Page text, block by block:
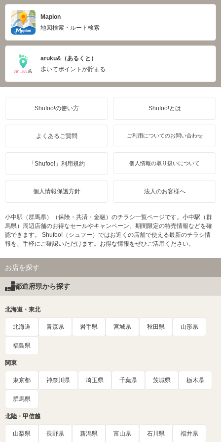
Mapion
地図検索・ルート検索
aruku&（あるくと）
歩いてポイントが貯まる
Shufoo!の使い方 Shufoo!とは
よくあるご質問 ご利用についてのお問い合わせ
「Shufoo!」利用規約 個人情報の取り扱いについて
個人情報保護方針 法人のお客様へ
小中駅（群馬県）（保険・共済・金融）のチラシ一覧ページです。小中駅（群
馬県）周辺店舗のお得なセールやキャンペーン、期間限定の特売情報などを確
認できます。 Shufoo!（シュフー）ではお近くの店舗で使える最新のチラシ情
報を、手軽にご確認いただけます。お得な情報をぜひご活用ください。
お店を探す
都道府県から探す
北海道・東北
北海道 青森県 岩手県 宮城県 秋田県 山形県
福島県
関東
東京都 神奈川県 埼玉県 千葉県 茨城県 栃木県
群馬県
北陸・甲信越
山梨県 長野県 新潟県 富山県 石川県 福井県